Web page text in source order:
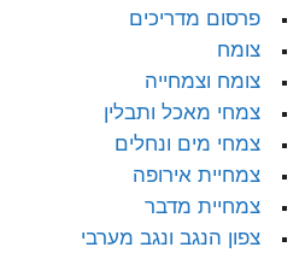
פרסום מדריכים
צומח
צומח וצמחייה
צמחי מאכל ותבלין
צמחי מים ונחלים
צמחיית אירופה
צמחיית מדבר
צפון הנגב ונגב מערבי